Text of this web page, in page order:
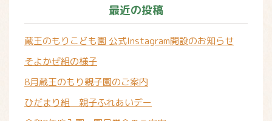
最近の投稿
蔵王のもりこども園 公式Instagram開設のお知らせ
そよかぜ組の様子
8月蔵王のもり親子園のご案内
ひだまり組 親子ふれあいデー